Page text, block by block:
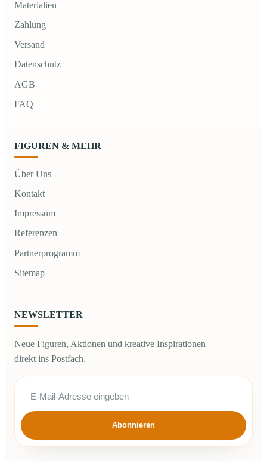
Materialien
Zahlung
Versand
Datenschutz
AGB
FAQ
FIGUREN & MEHR
Über Uns
Kontakt
Impressum
Referenzen
Partnerprogramm
Sitemap
NEWSLETTER
Neue Figuren, Aktionen und kreative Inspirationen
direkt ins Postfach.
Abonnieren